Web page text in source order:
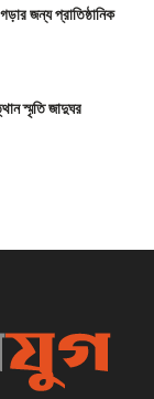
জন্য প্রাতিষ্ঠানিক
স্মৃতি জাদুঘর